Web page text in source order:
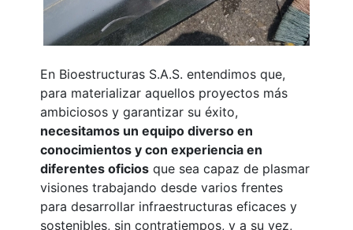
En Bioestructuras S.A.S. entendimos que,
para materializar aquellos proyectos más
ambiciosos y garantizar su éxito,
necesitamos un equipo diverso en
conocimientos y con experiencia en
diferentes oficiosque sea capaz de plasmar
visiones trabajando desde varios frentes
para desarrollar infraestructuras eficaces y
sostenibles, sin contratiempos, y a su vez,